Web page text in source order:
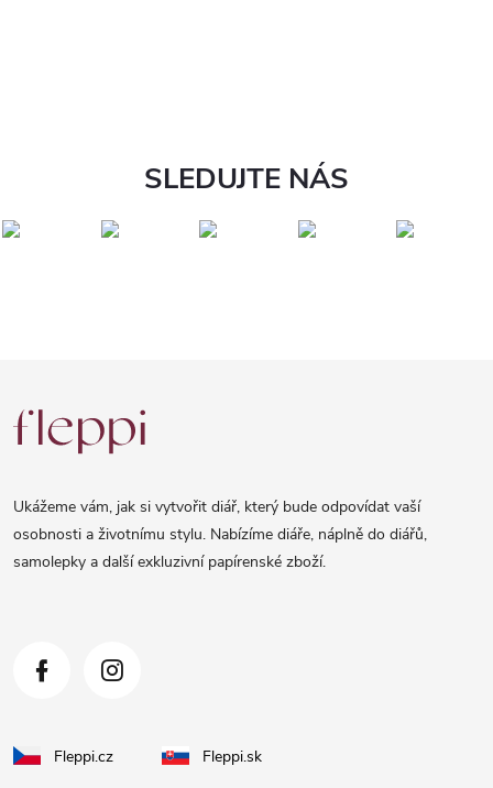
SLEDUJTE NÁS
á
Ukážeme vám, jak si vytvořit diář, který bude odpovídat vaší
osobnosti a životnímu stylu. Nabízíme diáře, náplně do diářů,
samolepky a další exkluzivní papírenské zboží.
Fleppi.cz Fleppi.sk